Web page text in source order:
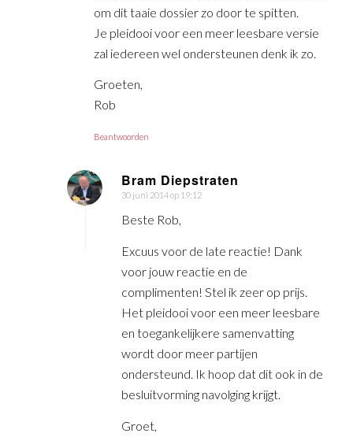
om dit taaie dossier zo door te spitten.
Je pleidooi voor een meer leesbare versie
zal iedereen wel ondersteunen denk ik zo.
Groeten,
Rob
Beantwoorden
Bram Diepstraten
zegt:
30 juni 2014 op 19:12
Beste Rob,
Excuus voor de late reactie! Dank
voor jouw reactie en de
complimenten! Stel ik zeer op prijs.
Het pleidooi voor een meer leesbare
en toegankelijkere samenvatting
wordt door meer partijen
ondersteund. Ik hoop dat dit ook in de
besluitvorming navolging krijgt.
Groet,